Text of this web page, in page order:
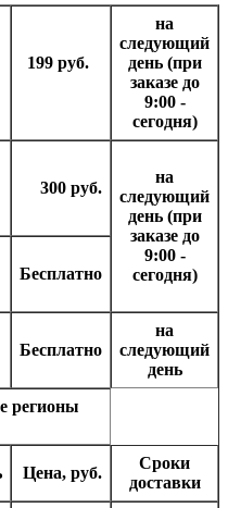
199 руб.
на
следующий
день (при
заказе до
9:00 -
сегодня)
300 руб.
на
следующий
день (при
заказе до
9:00 -
сегодня)
Бесплатно
Бесплатно
на
следующий
день
регионы
Цена, руб.
Сроки
доставки